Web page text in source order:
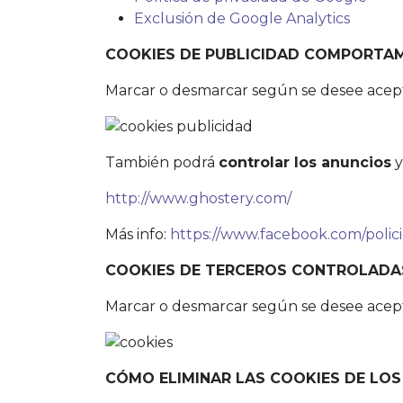
Exclusión de Google Analytics
COOKIES DE PUBLICIDAD
Marcar o desmarcar según se desee
También podrá controlar los anuncios
http://www.ghostery.com/
Más info: https://www.facebook.com/
COOKIES DE TERCEROS
Marcar o desmarcar según se desee
CÓMO ELIMINAR LAS COOKIES DE